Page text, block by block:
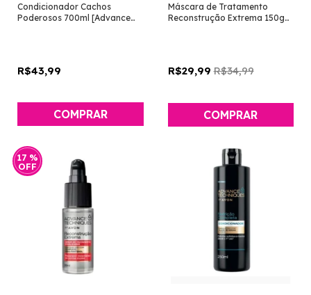
Condicionador Cachos
Poderosos 700ml [Advance
R$43,99
Máscara de Tratamento
Reconstrução Extrema 150g
R$29,99 R$34,99
17 %
OFF